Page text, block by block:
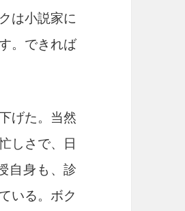
は小説家に
。できれば
げた。当然
しさで、日
自身も、診
いる。ボク